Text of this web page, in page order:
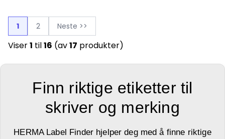
1 2 Neste >>
Viser1 til16 (av17 produkter)
Finn riktige etiketter til
skriver og merking
HERMA Label Finder hjelper deg med å finne riktige